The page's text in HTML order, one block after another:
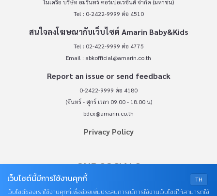
ในเครือ บริษัท อมรินทร์ คอร์เปอเรชั่นส์ จำกัด (มหาชน)
Tel : 0-2422-9999 ต่อ 4510
สนใจลงโฆษณากับเว็บไซต์ Amarin Baby&Kids
Tel : 02-422-9999 ต่อ 4775
Email : abkofficial@amarin.co.th
Report an issue or send feedback
0-2422-9999 ต่อ 4180
(จันทร์ - ศุกร์ เวลา 09.00 - 18.00 น)
bdcx@amarin.co.th
Privacy Policy
OUR SOCIALS
TH
เว็บไซต์นี้มีการใช้งานคุกกี้
เว็บไซต์ของเราใช้งานคุกกี้เพื่อช่วยเพิ่มประสบการณ์การใช้งานเว็บไซต์ให้สามารถใช้